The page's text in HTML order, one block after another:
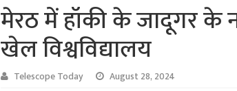
मेरठ में हॉकी के जादूगर के
खेल विश्वविद्यालय
Telescope Today August 28, 2024